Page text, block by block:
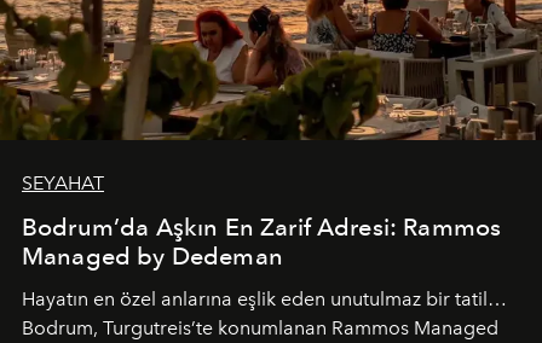
SEYAHAT
Bodrum’da Aşkın En Zarif Adresi: Rammos
Managed by Dedeman
Hayatın en özel anlarına eşlik eden unutulmaz bir tatil…
Bodrum, Turgutreis’te konumlanan Rammos Managed